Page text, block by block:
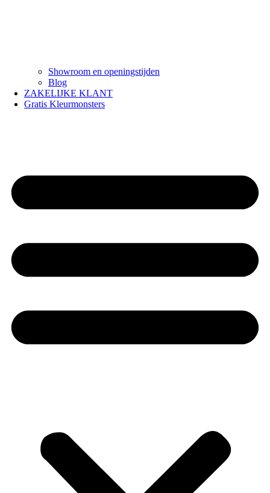
Showroom en openingstijden
Blog
ZAKELIJKE KLANT
Gratis Kleurmonsters